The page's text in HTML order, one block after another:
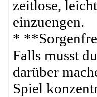
zeitlose,
einzuengen.
*
Falls musst
darüber
Spiel